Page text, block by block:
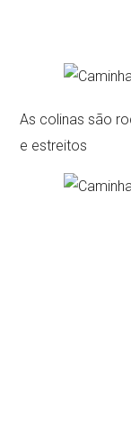
As colinas são
e estreitos